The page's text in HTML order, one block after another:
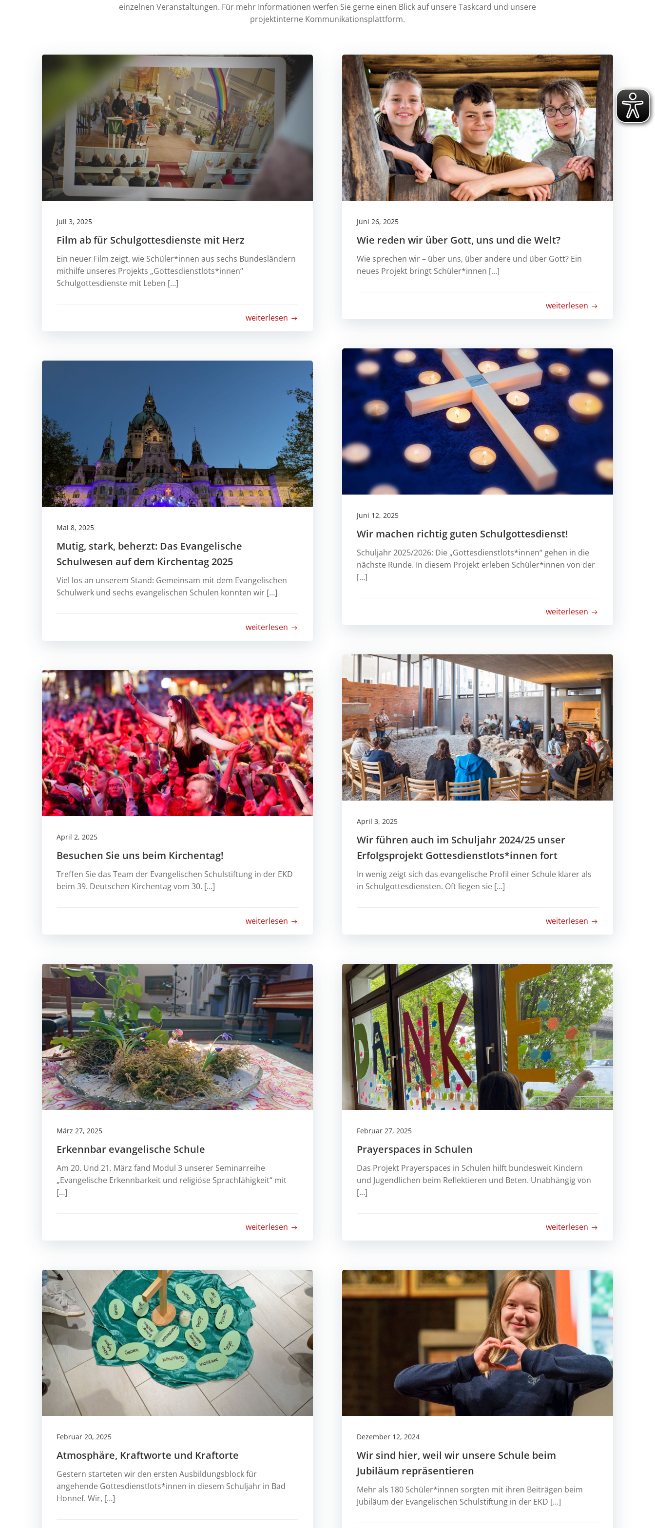
einzelnen Veranstaltungen. Für mehr Informationen werfen Sie gerne einen Blick auf unsere Taskcard und unsere
projektinterne Kommunikationsplattform.
Juli 3, 2025
Film ab für Schulgottesdienste mit Herz
Ein neuer Film zeigt, wie Schüler*innen aus sechs Bundesländern
mithilfe unseres Projekts „Gottesdienstlots*innen“
Schulgottesdienste mit Leben […]
weiterlesen
Juni 26, 2025
Wie reden wir über Gott, uns und die Welt?
Wie sprechen wir – über uns, über andere und über Gott? Ein
neues Projekt bringt Schüler*innen […]
weiterlesen
Juni 12, 2025
Wir machen richtig guten Schulgottesdienst!
Schuljahr 2025/2026: Die „Gottesdienstlots*innen“ gehen in die
nächste Runde. In diesem Projekt erleben Schüler*innen von der
[…]
weiterlesen
Mai 8, 2025
Mutig, stark, beherzt: Das Evangelische
Schulwesen auf dem Kirchentag 2025
Viel los an unserem Stand: Gemeinsam mit dem Evangelischen
Schulwerk und sechs evangelischen Schulen konnten wir […]
weiterlesen
April 3, 2025
Wir führen auch im Schuljahr 2024/25 unser
Erfolgsprojekt Gottesdienstlots*innen fort
In wenig zeigt sich das evangelische Profil einer Schule klarer als
in Schulgottesdiensten. Oft liegen sie […]
weiterlesen
April 2, 2025
Besuchen Sie uns beim Kirchentag!
Treffen Sie das Team der Evangelischen Schulstiftung in der EKD
beim 39. Deutschen Kirchentag vom 30. […]
weiterlesen
März 27, 2025
Erkennbar evangelische Schule
Am 20. Und 21. März fand Modul 3 unserer Seminarreihe
„Evangelische Erkennbarkeit und religiöse Sprachfähigkeit“ mit
[…]
weiterlesen
Februar 27, 2025
Prayerspaces in Schulen
Das Projekt Prayerspaces in Schulen hilft bundesweit Kindern
und Jugendlichen beim Reflektieren und Beten. Unabhängig von
[…]
weiterlesen
Februar 20, 2025
Atmosphäre, Kraftworte und Kraftorte
Gestern starteten wir den ersten Ausbildungsblock für
angehende Gottesdienstlots*innen in diesem Schuljahr in Bad
Honnef. Wir, […]
Dezember 12, 2024
Wir sind hier, weil wir unsere Schule beim
Jubiläum repräsentieren
Mehr als 180 Schüler*innen sorgten mit ihren Beiträgen beim
Jubiläum der Evangelischen Schulstiftung in der EKD […]